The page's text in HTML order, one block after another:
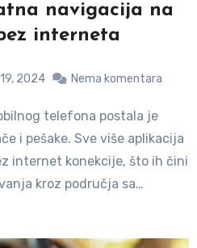
navigacija na
interneta
2024 Nema komentara
i pešake. Sve više aplikacija
internet konekcije, što ih čini
kroz područja sa…